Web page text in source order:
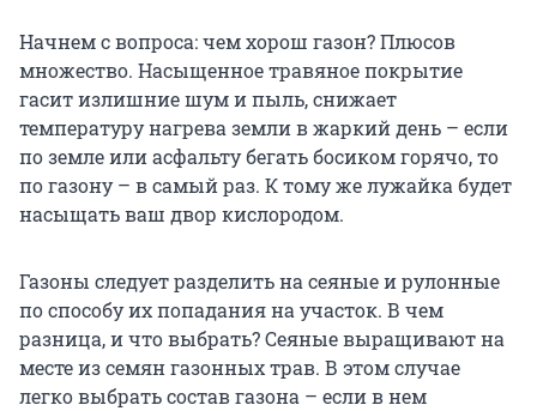
Начнем с вопроса: чем хорош газон? Плюсов
множество. Насыщенное травяное покрытие
гасит излишние шум и пыль, снижает
температуру нагрева земли в жаркий день – если
по земле или асфальту бегать босиком горячо, то
по газону – в самый раз. К тому же лужайка будет
насыщать ваш двор кислородом.
Газоны следует разделить на сеяные и рулонные
по способу их попадания на участок. В чем
разница, и что выбрать? Сеяные выращивают на
месте из семян газонных трав. В этом случае
легко выбрать состав газона – если в нем